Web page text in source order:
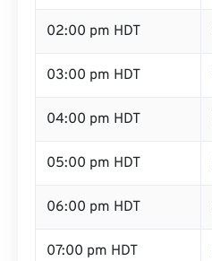
02:00 pm HDT
03:00 pm HDT
04:00 pm HDT
05:00 pm HDT
06:00 pm HDT
07:00 pm HDT